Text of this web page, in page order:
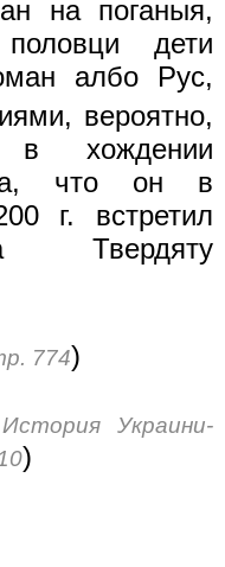
на поганыя,
дети
албо Рус,
вероятно,
в хождении
что он в
г. встретил
Твердяту
774)
Украини-
)